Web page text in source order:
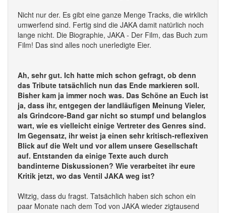
Nicht nur der. Es gibt eine ganze Menge Tracks, die wirklich
umwerfend sind. Fertig sind die JAKA damit natürlich noch
lange nicht. Die Biographie, JAKA - Der Film, das Buch zum
Film! Das sind alles noch unerledigte Eier.
Ah, sehr gut. Ich hatte mich schon gefragt, ob denn
das Tribute tatsächlich nun das Ende markieren soll.
Bisher kam ja immer noch was. Das Schöne an Euch ist
ja, dass ihr, entgegen der landläufigen Meinung Vieler,
als Grindcore-Band gar nicht so stumpf und belanglos
wart, wie es vielleicht einige Vertreter des Genres sind.
Im Gegensatz, ihr weist ja einen sehr kritisch-reflexiven
Blick auf die Welt und vor allem unsere Gesellschaft
auf. Entstanden da einige Texte auch durch
bandinterne Diskussionen? Wie verarbeitet ihr eure
Kritik jetzt, wo das Ventil JAKA weg ist?
Witzig, dass du fragst. Tatsächlich haben sich schon ein
paar Monate nach dem Tod von JAKA wieder zigtausend